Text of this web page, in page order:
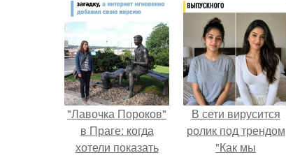
творчестве и не
дает новых
поводов для
конфликтов.
"Лавочка Пороков"
в Праге: когда
хотели показать
В сети вирусится
ролик под трендом
"Как мы